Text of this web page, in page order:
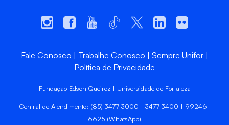
Fale Conosco Trabalhe Conosco
Sempre Unifor
Política de Privacidade
Fundação Edson Queiroz | Universidade de Fortaleza
Central de Atendimento: (85) 3477-3000 | 3477-3400 | 99246-
6625 (WhatsApp)